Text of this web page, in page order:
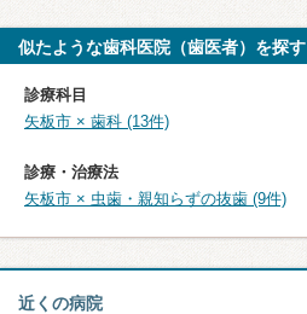
似たような歯科医院（歯医者）を探す
診療科目
矢板市 × 歯科 (13件)
診療・治療法
矢板市 × 虫歯・親知らずの抜歯 (9件)
近くの病院